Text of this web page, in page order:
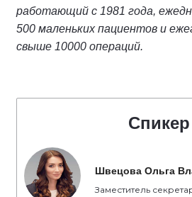
работающий с 1981 года,
500 маленьких пациентов и
свыше 10000 операций.
Спикер
Швецова Ольга
Заместитель